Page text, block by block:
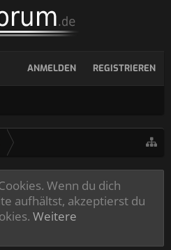
ANMELDEN REGISTRIEREN
Wenn du dich
aufhältst, akzeptierst du
Weitere